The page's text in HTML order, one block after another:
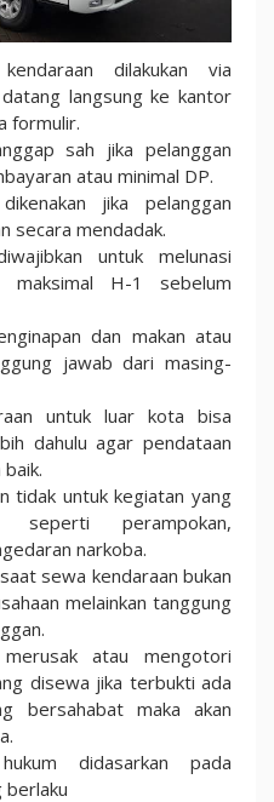
dilakukan via
langsung ke kantor
formulir.
sah jika pelanggan
atau minimal DP.
jika pelanggan
secara mendadak.
untuk melunasi
maksimal H-1 sebelum
dan makan atau
jawab dari masing-
untuk luar kota bisa
dahulu agar pendataan
tidak untuk kegiatan yang
seperti perampokan,
narkoba.
sewa kendaraan bukan
melainkan tanggung
atau mengotori
disewa jika terbukti ada
bersahabat maka akan
didasarkan pada
berlaku